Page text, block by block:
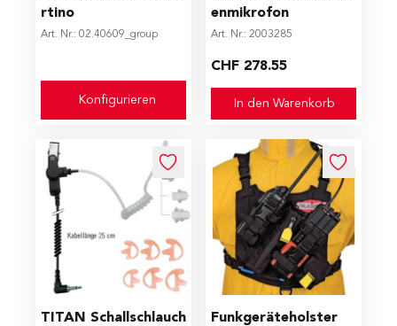
rtino
Art. Nr.: 02.40609_group
Konfigurieren
enmikrofon
Art. Nr.: 2003285
CHF 278.55
In den Warenkorb
TITAN Schallschlauch
Funkgeräteholster